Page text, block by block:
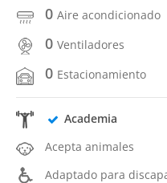
0 Aire acondicionado
0 Ventiladores
0 Estacionamiento
Academia
Acepta animales
Adaptado para